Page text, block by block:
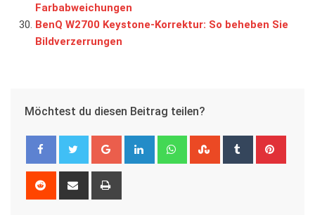
Farbabweichungen
BenQ W2700 Keystone-Korrektur: So beheben Sie
Bildverzerrungen
Möchtest du diesen Beitrag teilen?
Google+ LinkedIn WhatsappStumbleUpon
Tumblr
Reddit
Share